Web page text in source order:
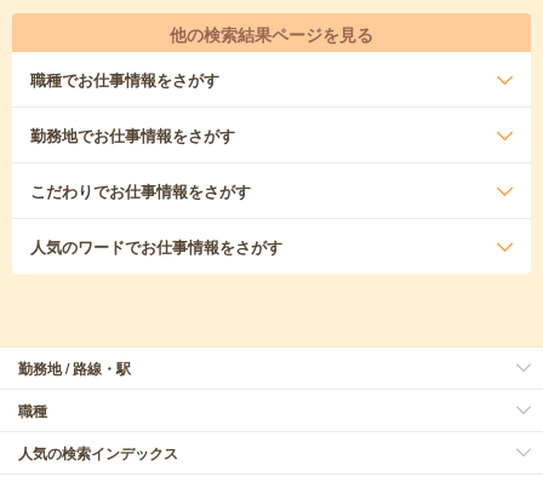
他の検索結果ページを見る
職種でお仕事情報をさがす
勤務地でお仕事情報をさがす
こだわりでお仕事情報をさがす
人気のワードでお仕事情報をさがす
勤務地 / 路線・駅
職種
人気の検索インデックス